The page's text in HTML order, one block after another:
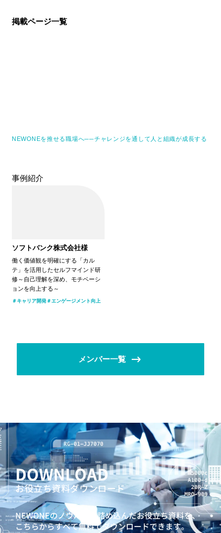
掲載ページ一覧
NEWONEを推せる職場へ──チャレンジを通して人と組織が成長する
事例紹介
ソフトバンク株式会社様
働く価値観を明確にする「カル
テ」を活用したセルフマインド研
修～自己理解を深め、モチベーシ
ョンを向上する～
キャリア開発 エンゲージメント向上
メンバー一覧
DOWNLOAD
お役立ち資料ダウンロード
NEWONEのノウハウを詰め込んだお役立ち資料を、
こちらからすべて無料でダウンロードできます。